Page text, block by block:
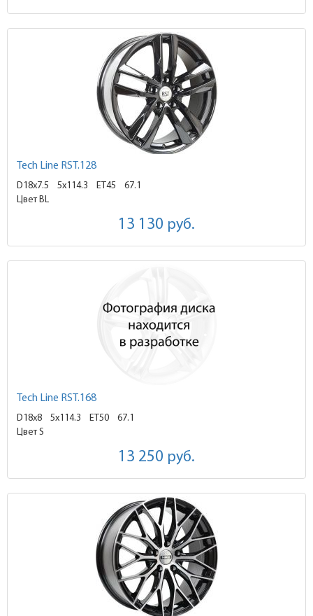
Tech Line RST.128
D18x7.5 5x114.3 ET45
67.1
Цвет BL
13 130 руб.
Tech Line RST.168
D18x8 5x114.3 ET50
67.1
Цвет S
13 250 руб.